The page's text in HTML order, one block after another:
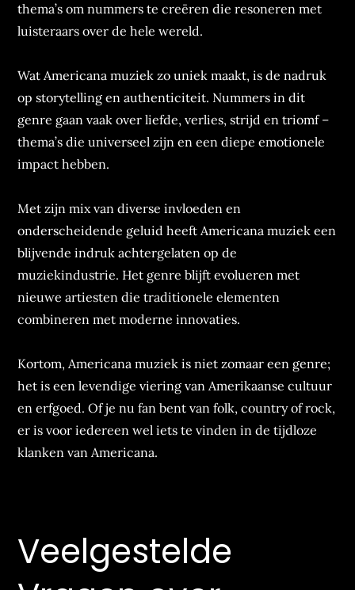
thema’s om nummers te creëren die resoneren met
luisteraars over de hele wereld.
Wat Americana muziek zo uniek maakt, is de nadruk
op storytelling en authenticiteit. Nummers in dit
genre gaan vaak over liefde, verlies, strijd en triomf –
thema’s die universeel zijn en een diepe emotionele
impact hebben.
Met zijn mix van diverse invloeden en
onderscheidende geluid heeft Americana muziek een
blijvende indruk achtergelaten op de
muziekindustrie. Het genre blijft evolueren met
nieuwe artiesten die traditionele elementen
combineren met moderne innovaties.
Kortom, Americana muziek is niet zomaar een genre;
het is een levendige viering van Amerikaanse cultuur
en erfgoed. Of je nu fan bent van folk, country of rock,
er is voor iedereen wel iets te vinden in de tijdloze
klanken van Americana.
Veelgestelde